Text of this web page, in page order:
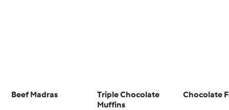
Beef Madras
Triple Chocolate
Muffins
Chocolate